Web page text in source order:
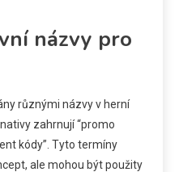
názvy pro
různými názvy v herní
zahrnují “promo
kódy”. Tyto termíny
ale mohou být použity